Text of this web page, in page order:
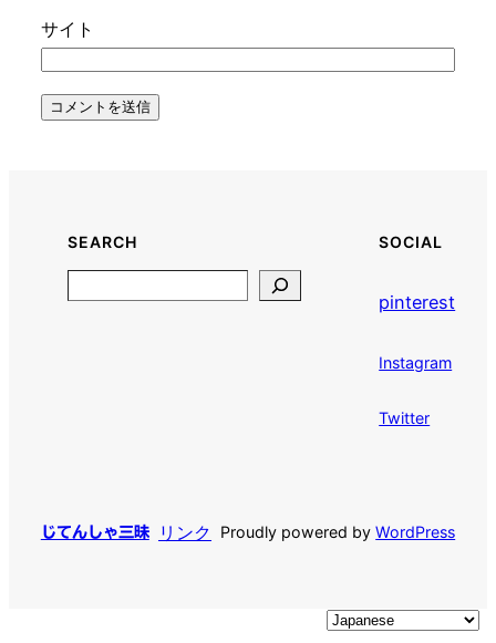
サイト
SEARCH SOCIAL
pinterest
Instagram
Twitter
じてんしゃ三昧 リンク Proudly powered byWordPress